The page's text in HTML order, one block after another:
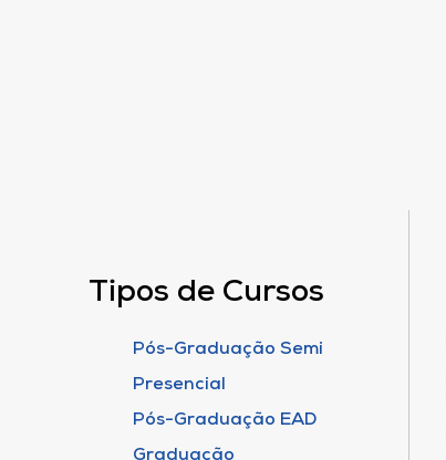
Tipos de Cursos
Pós-Graduação Semi
Presencial
Pós-Graduação EAD
Graduação